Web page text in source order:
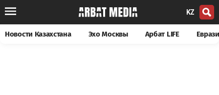
KZ
Новости Казахстана Эхо Москвы Арбат LIFE